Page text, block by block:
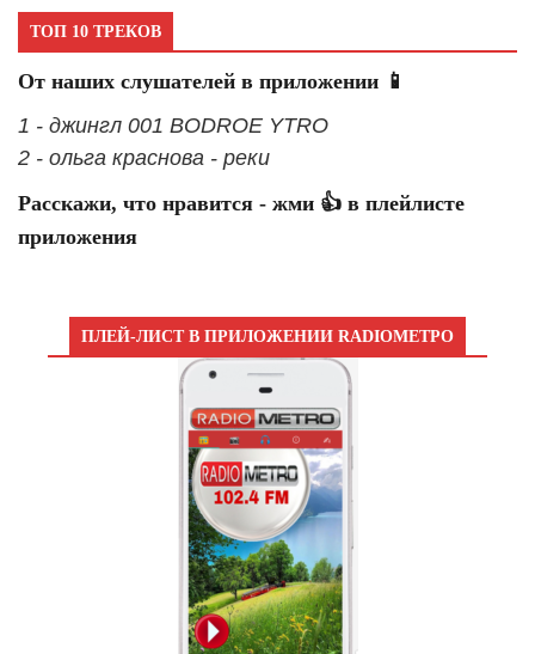
ТОП 10 ТРЕКОВ
От наших слушателей в приложении 📱
1 - джингл 001 BODROE YTRO
2 - ольга краснова - реки
Расскажи, что нравится - жми 👍 в плейлисте
приложения
ПЛЕЙ-ЛИСТ В ПРИЛОЖЕНИИ RADIOМЕТРО